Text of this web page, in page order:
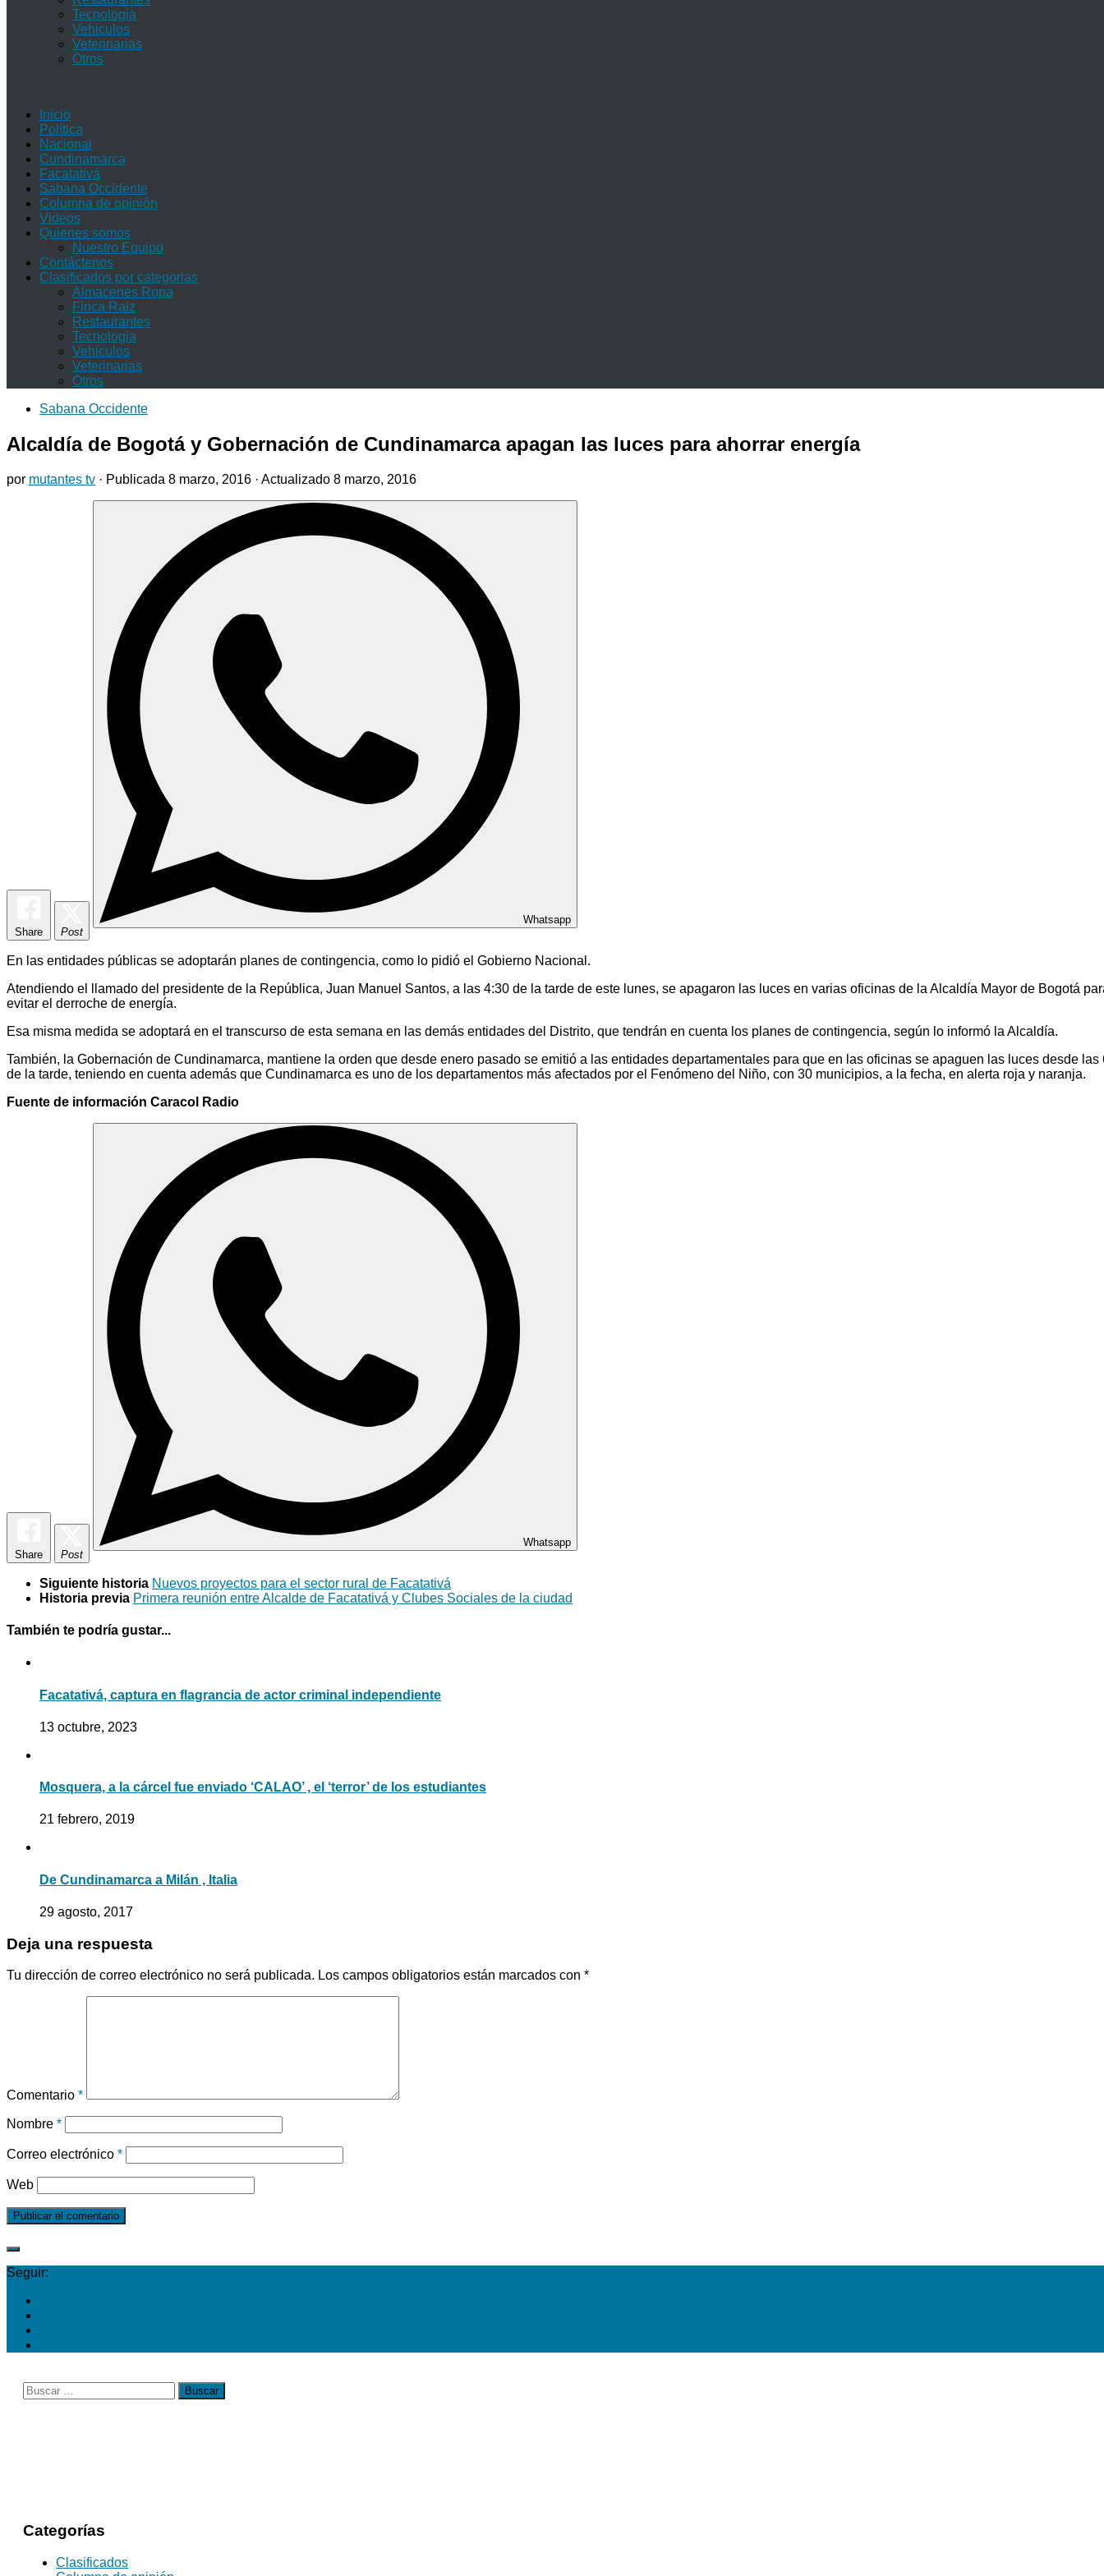
Tecnologia
Vehiculos
Veterinarias
Otros
Inicio
Política
Nacional
Cundinamarca
Facatativá
Sabana Occidente
Columna de opinión
Videos
Quienes somos
Nuestro Equipo
Contáctenos
Clasificados por categorias
Almacenes Ropa
Finca Raiz
Restaurantes
Tecnologia
Vehiculos
Veterinarias
Otros
Sabana Occidente
Alcaldía de Bogotá y Gobernación de Cundinamarca apagan las luces para ahorrar energía
por mutantes tv · Publicada 8 marzo, 2016 · Actualizado 8 marzo, 2016
Share Post
Whatsapp
En las entidades públicas se adoptarán planes de contingencia, como lo pidió el Gobierno Nacional.
Atendiendo el llamado del presidente de la República, Juan Manuel Santos, a las 4:30 de la tarde de este lunes, se apagaron las luces en varias oficinas de la Alcaldía Mayor de Bogotá
evitar el derroche de energía.
Esa misma medida se adoptará en el transcurso de esta semana en las demás entidades del Distrito, que tendrán en cuenta los planes de contingencia, según lo informó la Alcaldía.
También, la Gobernación de Cundinamarca, mantiene la orden que desde enero pasado se emitió a las entidades departamentales para que en las oficinas se apaguen las luces desde las
de la tarde, teniendo en cuenta además que Cundinamarca es uno de los departamentos más afectados por el Fenómeno del Niño, con 30 municipios, a la fecha, en alerta roja y naranja.
Fuente de información Caracol Radio
Share Post
Whatsapp
Siguiente historia Nuevos proyectos para el sector rural de Facatativá
Historia previa Primera reunión entre Alcalde de Facatativá y Clubes Sociales de la ciudad
También te podría gustar...
Facatativá, captura en flagrancia de actor criminal independiente
13 octubre, 2023
Mosquera, a la cárcel fue enviado ‘CALAO’ , el ‘terror’ de los estudiantes
21 febrero, 2019
De Cundinamarca a Milán , Italia
29 agosto, 2017
Deja una respuesta
Tu dirección de correo electrónico no será publicada. Los campos obligatorios están marcados con *
Comentario *
Nombre *
Correo electrónico *
Web
Seguir:
Buscar:
Categorías
Clasificados